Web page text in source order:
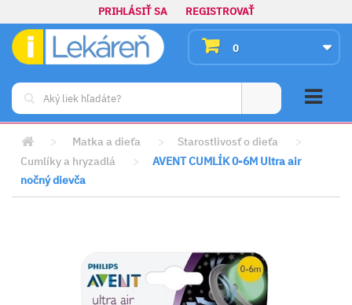
PRIHLÁSIŤ SA REGISTROVAŤ
0
> Matka a dieťa > Starostlivosť o dieťa
>
Cumlíky a hryzadlá
>
AVENT CUMLÍK 0-6M Ultra air
nočný dievča